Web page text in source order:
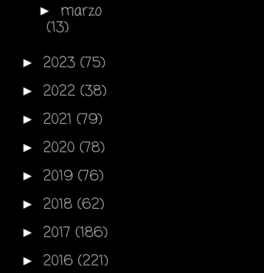
► marzo
(13)
► 2023 (75)
► 2022 (38)
► 2021 (79)
► 2020 (78)
► 2019 (76)
► 2018 (62)
► 2017 (186)
► 2016 (221)